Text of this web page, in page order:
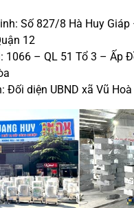
Số 827/8 Hà Huy
12
1066 – QL 51 Tổ 3 – Ấp
Đối diện UBND xã Vũ